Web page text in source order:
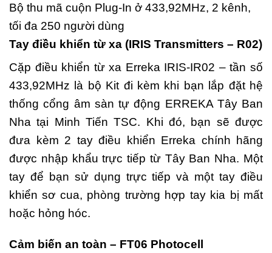
Bộ thu mã cuộn Plug-In ở 433,92MHz, 2 kênh,
tối đa 250 người dùng
Tay điều khiển từ xa (IRIS Transmitters – R02)
Cặp điều khiển từ xa Erreka IRIS-IR02 – tần số
433,92MHz là bộ Kit đi kèm khi bạn lắp đặt hệ
thống cổng âm sàn tự động ERREKA Tây Ban
Nha tại Minh Tiến TSC. Khi đó, bạn sẽ được
đưa kèm 2 tay điều khiển Erreka chính hãng
được nhập khẩu trực tiếp từ Tây Ban Nha. Một
tay để bạn sử dụng trực tiếp và một tay điều
khiển sơ cua, phòng trường hợp tay kia bị mất
hoặc hỏng hóc.
Cảm biến an toàn – FT06 Photocell